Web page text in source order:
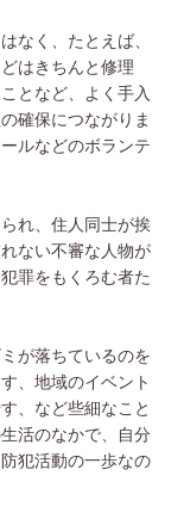
なく、たとえば、
はきちんと修理
となど、よく手入
確保につながりま
ルなどのボランテ
れ、住人同士が挨
ない不審な人物が
罪をもくろむ者た
が落ちているのを
、地域のイベント
、など些細なこと
活のなかで、自分
犯活動の一歩なの